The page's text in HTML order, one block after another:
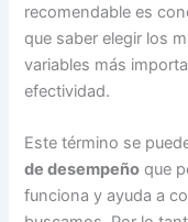
recomendable es
que saber elegir los
variables más
efectividad.
Este término se
de desempeño que
funciona y ayuda a